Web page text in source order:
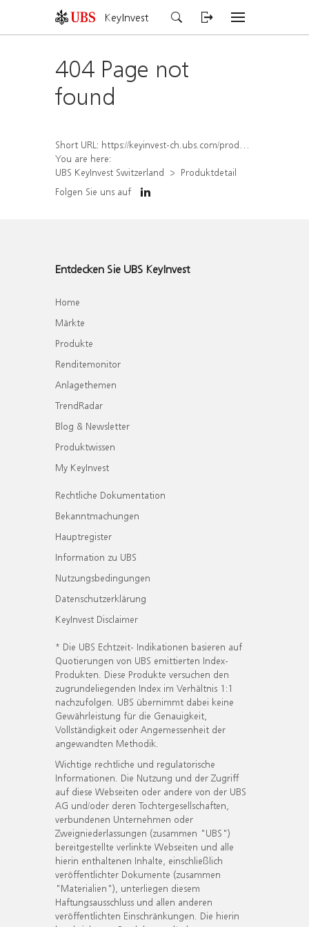
KeyInvest
404 Page not
found
Short URL: https://keyinvest-ch.ubs.com/produkt/detail/index/isin/CH1438946753
You are here:
UBS KeyInvest Switzerland
Produktdetail
Folgen Sie uns auf
Entdecken Sie UBS KeyInvest
Home
Märkte
Produkte
Renditemonitor
Anlagethemen
TrendRadar
Blog & Newsletter
Produktwissen
My KeyInvest
Rechtliche Dokumentation
Bekanntmachungen
Hauptregister
Information zu UBS
Nutzungsbedingungen
Datenschutzerklärung
KeyInvest Disclaimer
* Die UBS Echtzeit- Indikationen basieren auf
Quotierungen von UBS emittierten Index-
Produkten. Diese Produkte versuchen den
zugrundeliegenden Index im Verhältnis 1:1
nachzufolgen. UBS übernimmt dabei keine
Gewährleistung für die Genauigkeit,
Vollständigkeit oder Angemessenheit der
angewandten Methodik.
Wichtige rechtliche und regulatorische
Informationen. Die Nutzung und der Zugriff
auf diese Webseiten oder andere von der UBS
AG und/oder deren Tochtergesellschaften,
verbundenen Unternehmen oder
Zweigniederlassungen (zusammen "UBS")
bereitgestellte verlinkte Webseiten und alle
hierin enthaltenen Inhalte, einschließlich
veröffentlichter Dokumente (zusammen
"Materialien"), unterliegen diesem
Haftungsausschluss und allen anderen
veröffentlichten Einschränkungen. Die hierin